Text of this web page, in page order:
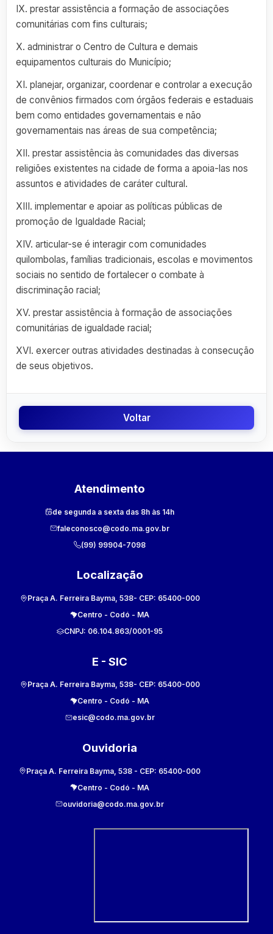
IX. prestar assistência a formação de associações
comunitárias com fins culturais;
X. administrar o Centro de Cultura e demais
equipamentos culturais do Município;
XI. planejar, organizar, coordenar e controlar a execução
de convênios firmados com órgãos federais e estaduais
bem como entidades governamentais e não
governamentais nas áreas de sua competência;
XII. prestar assistência às comunidades das diversas
religiões existentes na cidade de forma a apoia-las nos
assuntos e atividades de caráter cultural.
XIII. implementar e apoiar as políticas públicas de
promoção de Igualdade Racial;
XIV. articular-se é interagir com comunidades
quilombolas, famílias tradicionais, escolas e movimentos
sociais no sentido de fortalecer o combate à
discriminação racial;
XV. prestar assistência à formação de associações
comunitárias de igualdade racial;
XVI. exercer outras atividades destinadas à consecução
de seus objetivos.
Voltar
Atendimento
de segunda a sexta das 8h às 14h
faleconosco@codo.ma.gov.br
(99) 99904-7098
Localização
Praça A. Ferreira Bayma, 538- CEP: 65400-000
Centro - Codó - MA
CNPJ: 06.104.863/0001-95
E - SIC
Praça A. Ferreira Bayma, 538- CEP: 65400-000
Centro - Codó - MA
esic@codo.ma.gov.br
Ouvidoria
Praça A. Ferreira Bayma, 538 - CEP: 65400-000
Centro - Codó - MA
ouvidoria@codo.ma.gov.br